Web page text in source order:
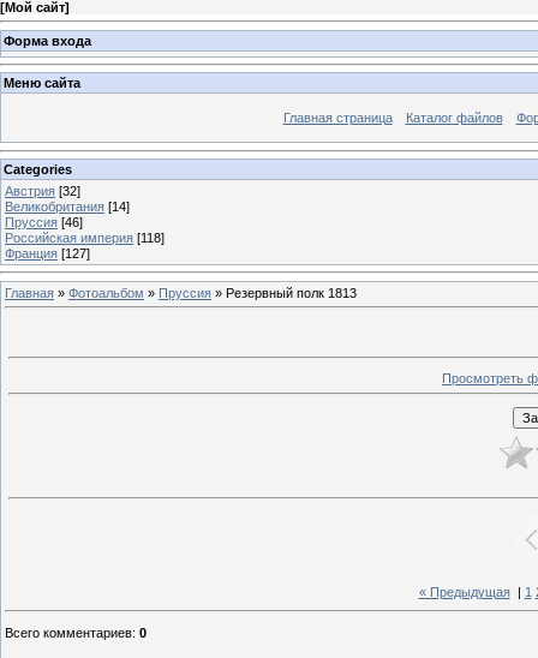
[Мой сайт]
Форма входа
Меню сайта
Главная страница Каталог файлов
Categories
Австрия [32]
Великобритания [14]
Пруссия [46]
Российская империя [118]
Франция [127]
Главная » Фотоальбом » Пруссия » Резервный полк 1813
Просмотреть
« Предыдущая| 1
Всего комментариев: 0